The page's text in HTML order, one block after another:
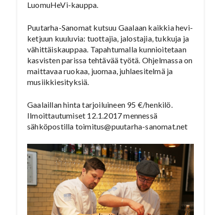
LuomuHeVi-kauppa.
Puutarha-Sanomat kutsuu Gaalaan kaikkia hevi-
ketjuun kuuluvia: tuottajia, jalostajia, tukkuja ja
vähittäiskauppaa. Tapahtumalla kunnioitetaan
kasvisten parissa tehtävää työtä. Ohjelmassa on
maittavaa ruokaa, juomaa, juhlaesitelmä ja
musiikkiesityksiä.
Gaalaillan hinta tarjoiluineen 95 €/henkilö.
Ilmoittautumiset 12.1.2017 mennessä
sähköpostilla toimitus@puutarha-sanomat.net